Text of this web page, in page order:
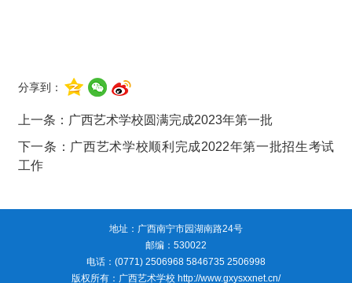
分享到：
上一条： 广西艺术学校圆满完成2023年第一批
下一条： 广西艺术学校顺利完成2022年第一批招生考试
工作
地址：广西南宁市园湖南路24号
邮编：530022
电话：(0771) 2506968 5846735 2506998
版权所有：广西艺术学校 http://www.gxysxxnet.cn/